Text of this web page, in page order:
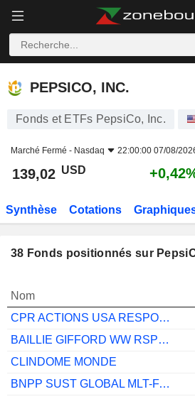
PEPSICO, INC.
PEPSICO, INC.
Fonds et ETFs PepsiCo, Inc.
Marché Fermé - Nasdaq 22:00:00 07/08/
139,02 USD
Synthèse Cotations
38 Fonds positionnés sur
Nom
CPR ACTIONS USA RESPONSABLE P
BAILLIE GIFFORD WW RSPNB DURB GR INCBEUR
CLINDOME MONDE
BNPP SUST GLOBAL MLT-FAC EQ CLRH EUR ACC